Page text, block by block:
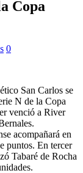
Copa
0
San Carlos se
N de la Copa
venció a River
acompañará en
puntos. En tercer
Tabaré de Rocha